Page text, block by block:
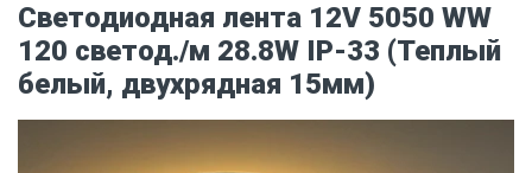
Светодиодная лента 12V 5050 WW
120 светод./м 28.8W IP-33 (Теплый
белый, двухрядная 15мм)